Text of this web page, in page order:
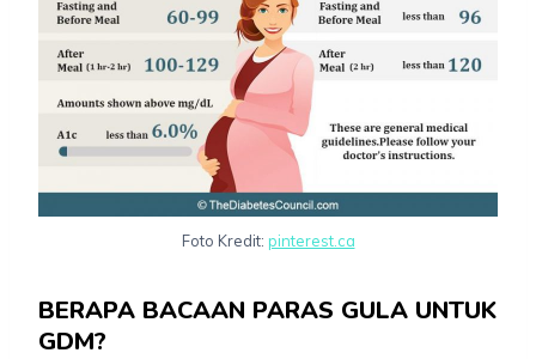
Foto Kredit: pinterest.ca
BERAPA BACAAN PARAS GULA UNTUK
GDM?